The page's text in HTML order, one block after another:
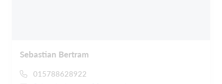
Sebastian Bertram
015788628922